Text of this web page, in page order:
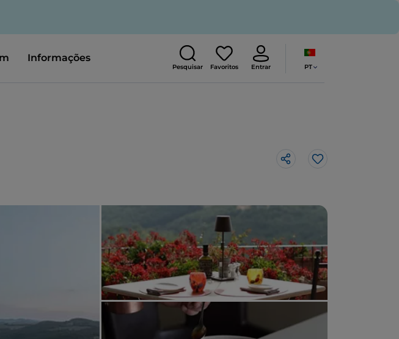
Informações
Pesquisar Favoritos Entrar PT
Gosto